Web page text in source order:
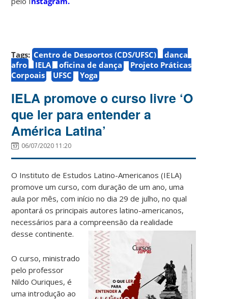
Tags: Centro de Desportos (CDS/UFSC)
dança
afro
IELA oficina de dança
Projeto Práticas
Corpoais
UFSC Yoga
IELA promove o curso livre ‘O
que ler para entender a
América Latina’
06/07/2020 11:20
O Instituto de Estudos Latino-Americanos (IELA)
promove um curso, com duração de um ano, uma
aula por mês, com início no dia 29 de julho, no qual
apontará os principais autores latino-americanos,
necessários para a compreensão da realidade
desse continente.
O curso, ministrado
pelo professor
Nildo Ouriques, é
uma introdução ao